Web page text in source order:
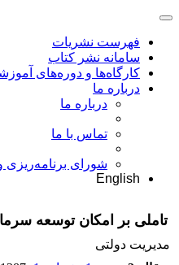
فهرست نشریات
سامانه نشر کتاب
کارگاه‌ها و دوره‌های
درباره ما
درباره ما
تماس با ما
شورای برنامه‌ریزی
English
تاملی بر امکان توسعه
مدیریت دولتی